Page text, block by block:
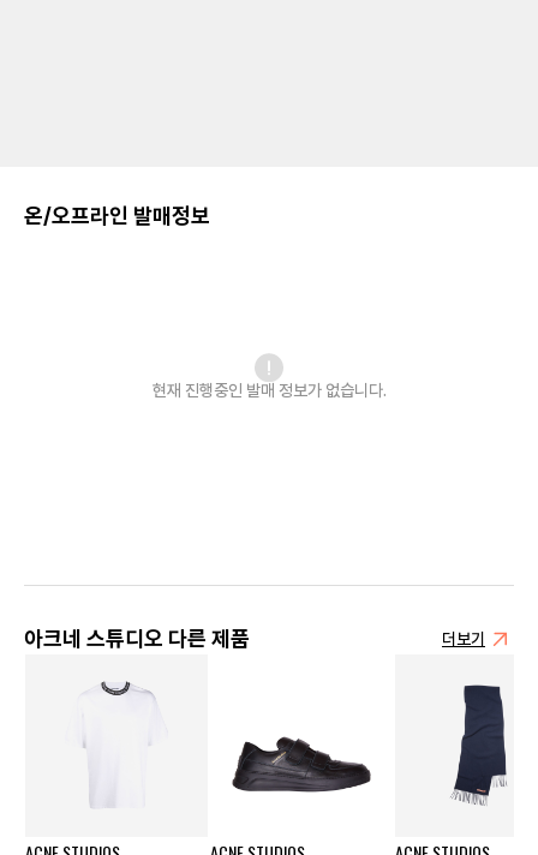
온/오프라인 발매정보
현재 진행중인 발매 정보가 없습니다.
아크네 스튜디오 다른 제품 더보기